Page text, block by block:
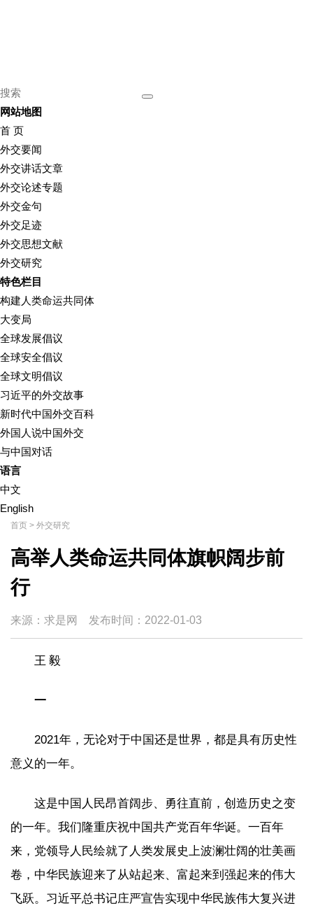
网站地图
首 页
外交要闻
外交讲话文章
外交论述专题
外交金句
外交足迹
外交思想文献
外交研究
特色栏目
构建人类命运共同体
大变局
全球发展倡议
全球安全倡议
全球文明倡议
习近平的外交故事
新时代中国外交百科
外国人说中国外交
与中国对话
语言
中文
English
首页 > 外交研究
高举人类命运共同体旗帜阔步前
行
来源：求是网 发布时间： 2022-01-03
王 毅
一
2021年，无论对于中国还是世界，都是具有历史性
意义的一年。
这是中国人民昂首阔步、勇往直前，创造历史之变
的一年。我们隆重庆祝中国共产党百年华诞。一百年
来，党领导人民绘就了人类发展史上波澜壮阔的壮美画
卷，中华民族迎来了从站起来、富起来到强起来的伟大
飞跃。习近平总书记庄严宣告实现中华民族伟大复兴进